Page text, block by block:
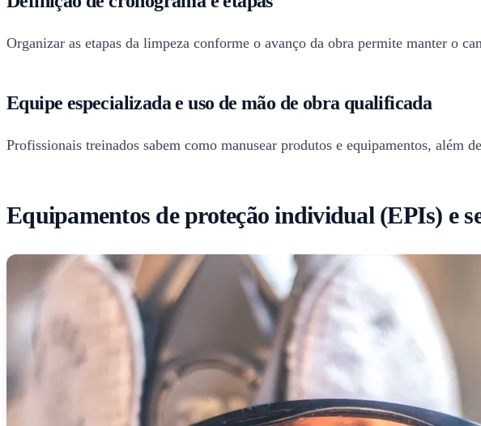
Organizar as etapas da limpeza conforme o avanço da obra permite manter o
Equipe especializada e uso de mão de obra qualificada
Profissionais treinados sabem como manusear produtos e equipamentos, além
Equipamentos de proteção individual (EPIs) e